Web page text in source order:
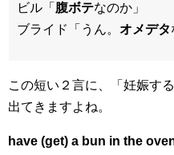
ビル「 腹ボテなのか」
ブライド「うん。 オメデタ
この短い２言に、「妊娠す
出てきますよね。
have (get) a bun in the